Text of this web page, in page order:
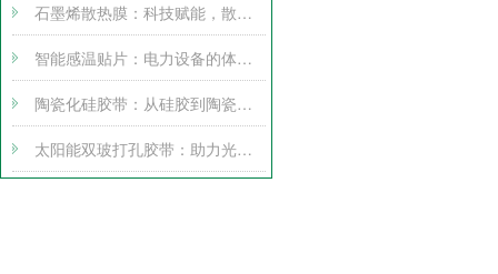
石墨烯散热膜：科技赋能，散热无忧
智能感温贴片：电力设备的体温计
陶瓷化硅胶带：从硅胶到陶瓷的跨界变身
太阳能双玻打孔胶带：助力光伏产业腾飞